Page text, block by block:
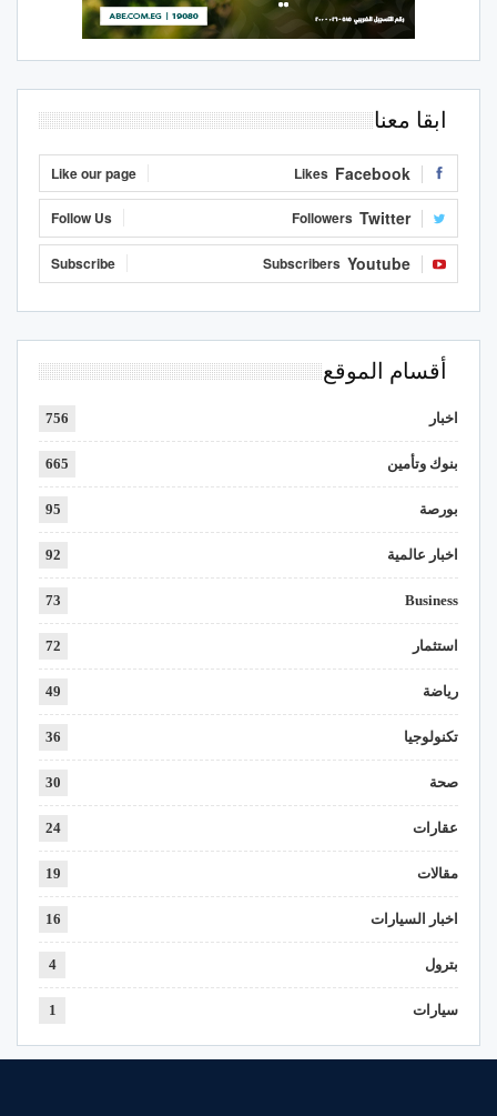
ابقا معنا
Facebook
Likes
Like our page
Twitter
Followers
Follow Us
Youtube
Subscribers
Subscribe
أقسام الموقع
اخبار 756
بنوك وتأمين 665
بورصة 95
اخبار عالمية 92
Business
73
استثمار 72
رياضة 49
تكنولوجيا 36
صحة 30
عقارات 24
مقالات 19
اخبار السيارات 16
بترول 4
سيارات 1